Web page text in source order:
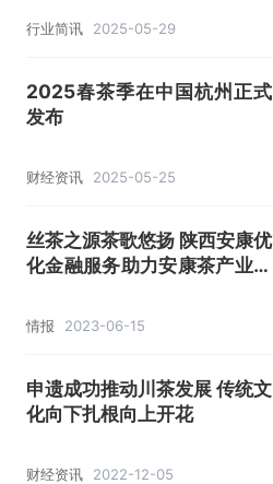
行业简讯 2025-05-29
2025春茶季在中国杭州正式
发布
财经资讯 2025-05-25
丝茶之源茶歌悠扬 陕西安康优
化金融服务助力安康茶产业链
情报 2023-06-15
申遗成功推动川茶发展 传统文
化向下扎根向上开花
财经资讯 2022-12-05